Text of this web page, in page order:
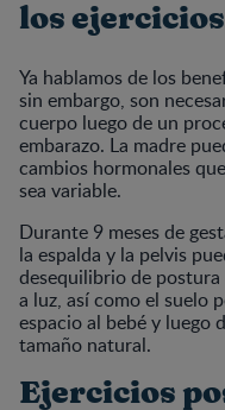
los
Ya hablamos de los
sin embargo, son
cuerpo luego de un
embarazo. La madre
cambios hormonales
sea variable.
Durante 9 meses de
la espalda y la pelvis
desequilibrio de
a luz, así como el suelo
espacio al bebé y luego
tamaño natural.
Ejercicios